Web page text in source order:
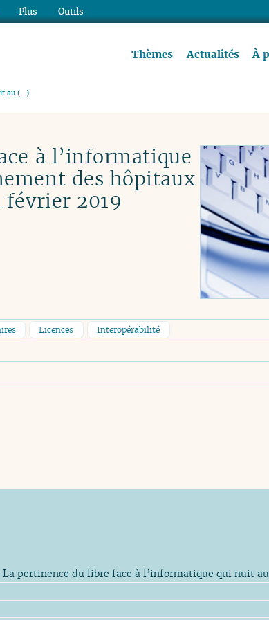
Thèmes Actualités À
au (…)
à l’informatique
des hôpitaux
2019
Licences Interopérabilité
pertinence du libre face à l’informatique qui nuit
Plus Outils